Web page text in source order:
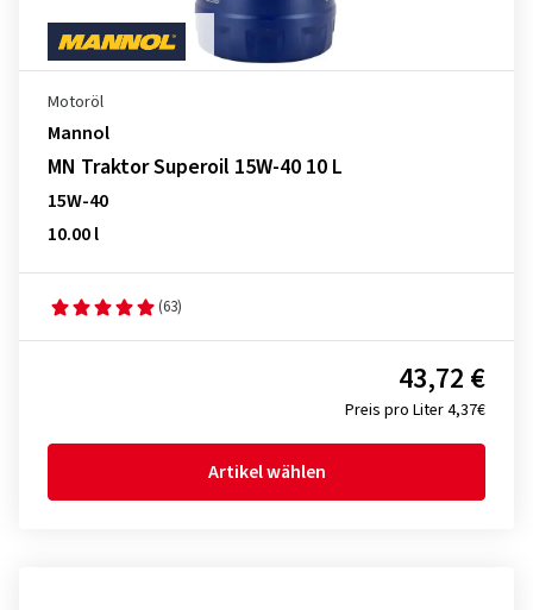
Motoröl
Mannol
MN Traktor Superoil 15W-40 10 L
15W-40
10.00 l
(63)
Preis pro Liter 4,37€
43,72 €
Artikel wählen